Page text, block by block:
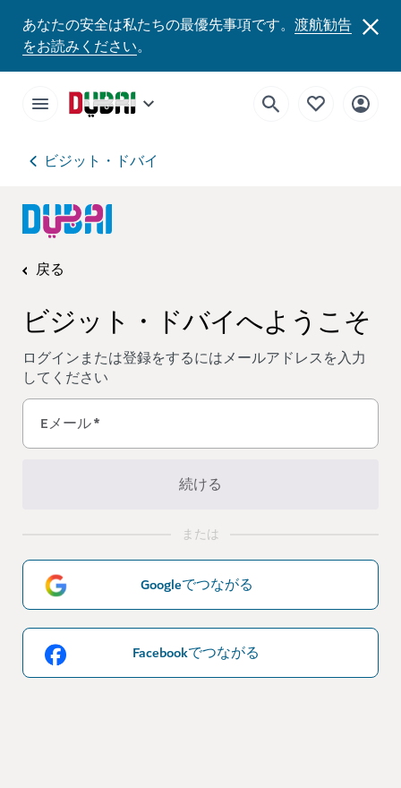
あなたの安全は私たちの最優先事項です。 渡航勧告
をお読みください。
ビジット・ドバイ
戻る
ビジット・ドバイへようこそ
ログインまたは登録をするにはメールアドレスを入力
してください
Eメール*
続ける
または
Googleでつながる
Facebookでつながる